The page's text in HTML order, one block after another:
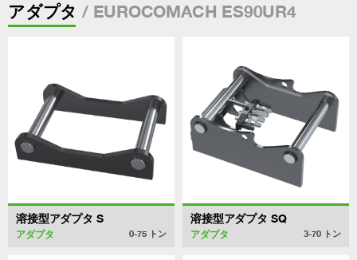
アダプタ / EUROCOMACH ES90UR4
溶接型アダプタ S
アダプタ 0-75 トン
溶接型アダプタ SQ
アダプタ 3-70 トン